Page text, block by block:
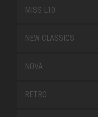
MISS L10
NEW CLASSICS
NOVA
RETRO